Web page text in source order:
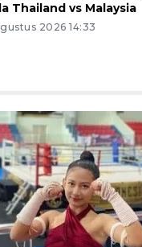
Thailand vs Malaysia
2026 14:33